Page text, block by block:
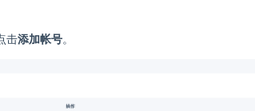
击添加帐号。